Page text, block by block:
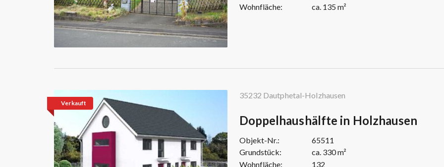
Wohnfläche:
ca. 135 m²
Verkauft
35232 Dautphetal-Holzhausen
Doppelhaushälfte in Holzhausen
Objekt-Nr.:
65511
Grundstück:
ca. 330 m²
Wohnfläche:
132